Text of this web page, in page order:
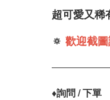
超可愛又稀
🔅 歡迎截
♦️詢問 / 下單